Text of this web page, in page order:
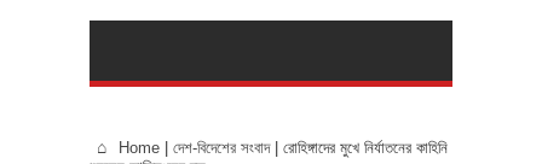
Home দেশ-বিদেশের সংবাদ
রোহিঙ্গাদের মুখে নির্যাতনের কাহিনি